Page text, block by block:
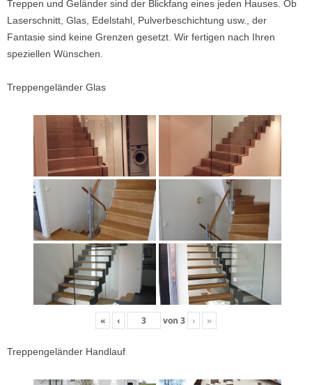
Treppen und Geländer sind der Blickfang eines jeden Hauses. Ob
Laserschnitt, Glas, Edelstahl, Pulverbeschichtung usw., der
Fantasie sind keine Grenzen gesetzt. Wir fertigen nach Ihren
speziellen Wünschen.
Treppengeländer Glas
« ‹ von 3 › »
Treppengeländer Handlauf